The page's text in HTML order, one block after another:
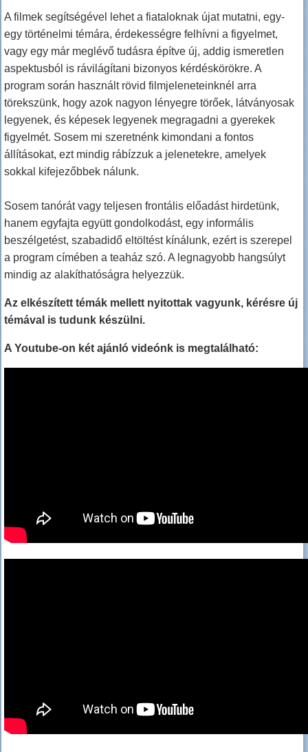
A filmek segítségével lehet a fiataloknak újat mutatni, egy-
egy történelmi témára, érdekességre felhívni a figyelmet,
vagy egy már meglévő tudásra építve új, addig ismeretlen
aspektusból is rávilágítani bizonyos kérdéskörökre. A
program során használt rövid filmjeleneteinknél arra
törekszünk, hogy azok nagyon lényegre törőek, látványosak
legyenek, és képesek legyenek megragadni a gyerekek
figyelmét. Sosem mi szeretnénk kimondani a fontos
állításokat, ezt mindig rábízzuk a jelenetekre, amelyek
sokkal kifejezőbbek nálunk.
Sosem tanórát vagy teljesen frontális előadást hirdetünk,
hanem egyfajta együtt gondolkodást, egy informális
beszélgetést, szabadidő eltöltést kínálunk, ezért is szerepel
a program címében a teaház szó. A legnagyobb hangsúlyt
mindig az alakíthatóságra helyezzük.
Az elkészített témák mellett nyitottak vagyunk, kérésre új
témával is tudunk készülni.
A Youtube-on két ajánló videónk is megtalálható: